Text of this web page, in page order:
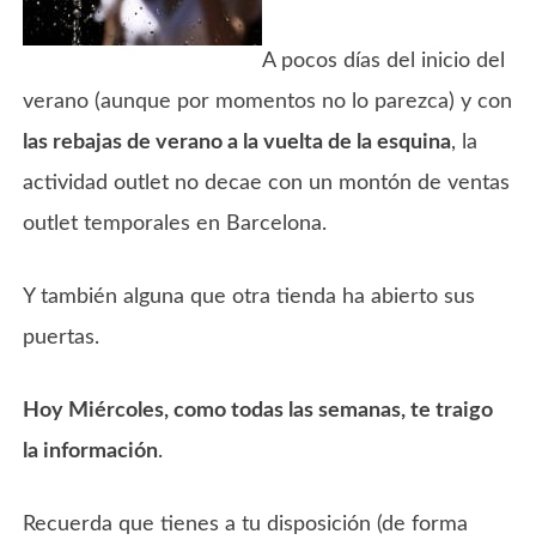
A pocos días del inicio del
verano (aunque por momentos no lo parezca) y con
las rebajas de verano a la vuelta de la esquina, la
actividad outlet no decae con un montón de ventas
outlet temporales en Barcelona.
Y también alguna que otra tienda ha abierto sus
puertas.
Hoy Miércoles, como todas las semanas, te traigo
la información.
Recuerda que tienes a tu disposición (de forma